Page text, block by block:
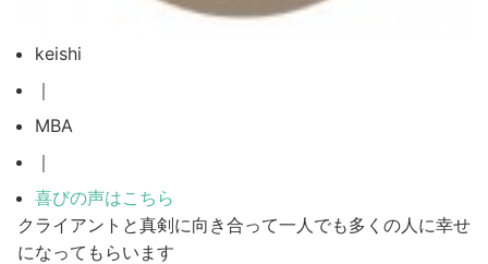
keishi
｜
MBA
｜
喜びの声はこちら
クライアントと真剣に向き合って一人でも多くの人に幸せ
になってもらいます